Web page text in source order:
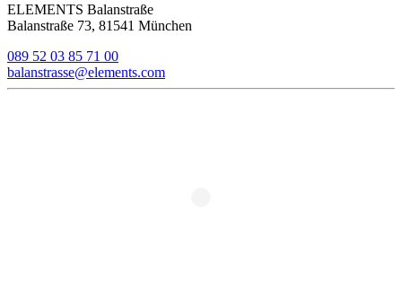
ELEMENTS Balanstraße
Balanstraße 73, 81541 München
089 52 03 85 71 00
balanstrasse@elements.com